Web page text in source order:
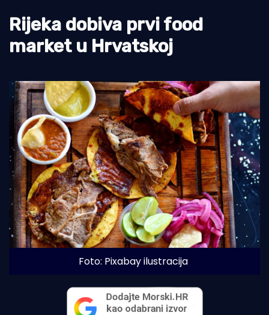
Pomorstvo
Ribolov
Tradicija i kultura
Rijeka dobiva prvi food
market u Hrvatskoj
Foto: Pixabay ilustracija